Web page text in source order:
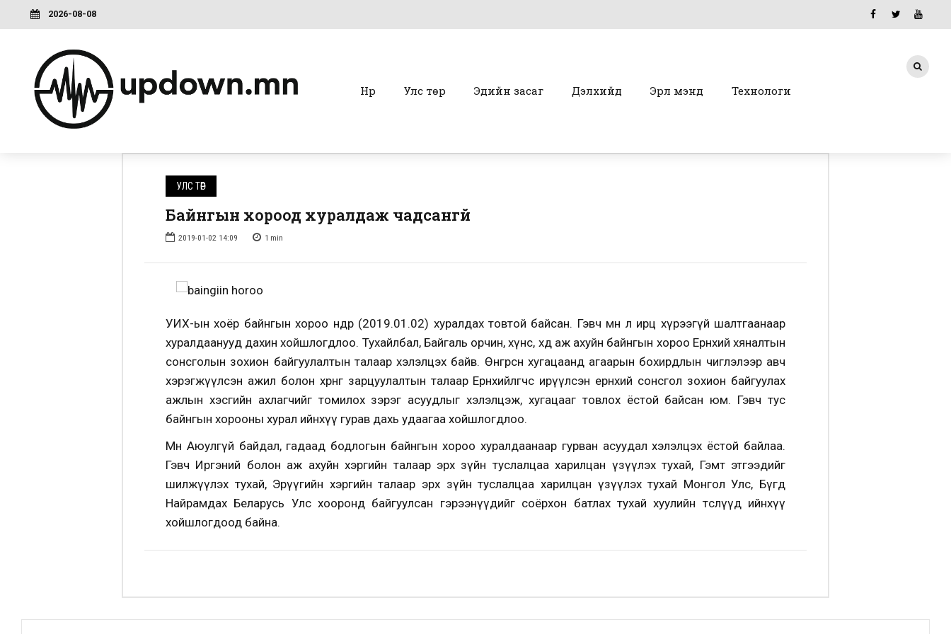
2026-08-08
Нүүр Улс төр Эдийн засаг Дэлхийд Эрүүл мэнд Технологи
УЛС ТӨР
Байнгын хороод хуралдаж чадсангүй
2019-01-02 14:09 1 min
УИХ-ын хоёр байнгын хороо өнөөдөр (2019.01.02) хуралдах товтой байсан. Гэвч мөн л ирц хүрээгүй шалтгаанаар
хуралдаанууд дахин хойшлогдлоо. Тухайлбал, Байгаль орчин, хүнс, хөдөө аж ахуйн байнгын хороо Ерөнхий хяналтын
сонсголын зохион байгуулалтын талаар хэлэлцэх байв. Өнгөрсөн хугацаанд агаарын бохирдлын чиглэлээр авч
хэрэгжүүлсэн ажил болон хөрөнгө зарцуулалтын талаар Ерөнхийлөгчөөс ирүүлсэн ерөнхий сонсгол зохион байгуулах
ажлын хэсгийн ахлагчийг томилох зэрэг асуудлыг хэлэлцэж, хугацааг товлох ёстой байсан юм. Гэвч тус
байнгын хорооны хурал ийнхүү гурав дахь удаагаа хойшлогдлоо.
Мөн Аюулгүй байдал, гадаад бодлогын байнгын хороо хуралдаанаар гурван асуудал хэлэлцэх ёстой байлаа.
Гэвч Иргэний болон аж ахуйн хэргийн талаар эрх зүйн туслалцаа харилцан үзүүлэх тухай, Гэмт этгээдийг
шилжүүлэх тухай, Эрүүгийн хэргийн талаар эрх зүйн туслалцаа харилцан үзүүлэх тухай Монгол Улс, Бүгд
Найрамдах Беларусь Улс хооронд байгуулсан гэрээнүүдийг соёрхон батлах тухай хуулийн төслүүд ийнхүү
хойшлогдоод байна.